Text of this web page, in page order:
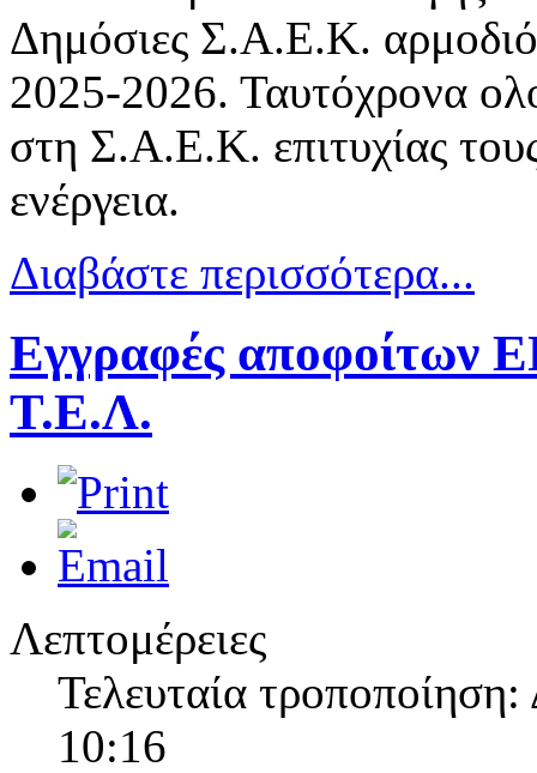
Δημόσιες Σ.Α.Ε.Κ.
2025-2026. Ταυτόχρονα
στη Σ.Α.Ε.Κ. επιτυχίας
ενέργεια.
Διαβάστε περισσότερα...
Εγγραφές
Τ.Ε.Λ.
Λεπτομέρειες
Τελευταία
10:16